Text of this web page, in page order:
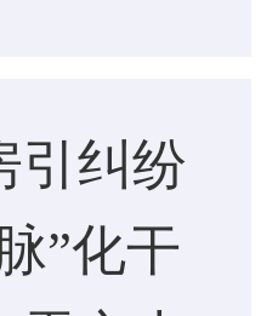
引纠纷
”化干